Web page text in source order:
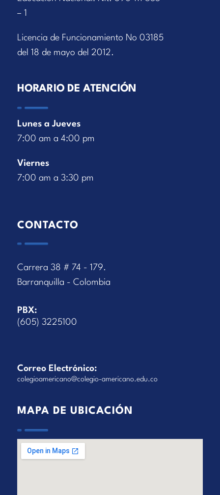
– 1
Licencia de Funcionamiento No 03185
del 18 de mayo del 2012.
HORARIO DE ATENCIÓN
Lunes a Jueves
7:00 am a 4:00 pm
Viernes
7:00 am a 3:30 pm
CONTACTO
Carrera 38 # 74 - 179.
Barranquilla - Colombia
PBX:
(605) 3225100
Correo Electrónico:
colegioamericano@colegio-americano.edu.co
MAPA DE UBICACIÓN